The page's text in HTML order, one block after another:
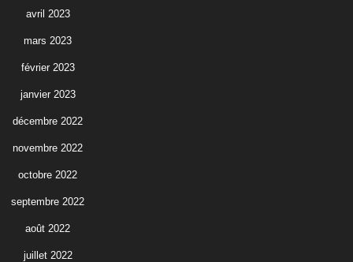
avril 2023
mars 2023
février 2023
janvier 2023
décembre 2022
novembre 2022
octobre 2022
septembre 2022
août 2022
juillet 2022